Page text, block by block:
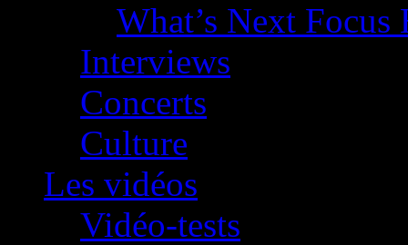
What’s Next
Interviews
Concerts
Culture
Les vidéos
Vidéo-tests